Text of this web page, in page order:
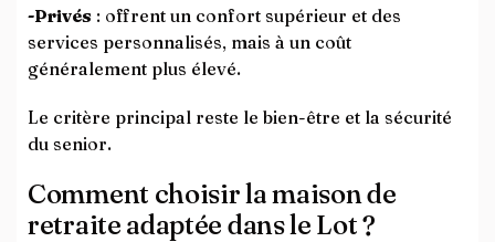
-Privés : offrent un confort supérieur et des
services personnalisés, mais à un coût
généralement plus élevé.
Le critère principal reste le bien-être et la sécurité
du senior.
Comment choisir la maison de
retraite adaptée dans le Lot ?